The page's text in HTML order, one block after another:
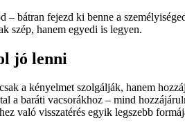
– bátran fejezd ki benne a
szép, hanem egyedi is legyen.
jó lenni
a kényelmet szolgálják, hanem
a baráti vacsorákhoz – mind
való visszatérés egyik legszebb